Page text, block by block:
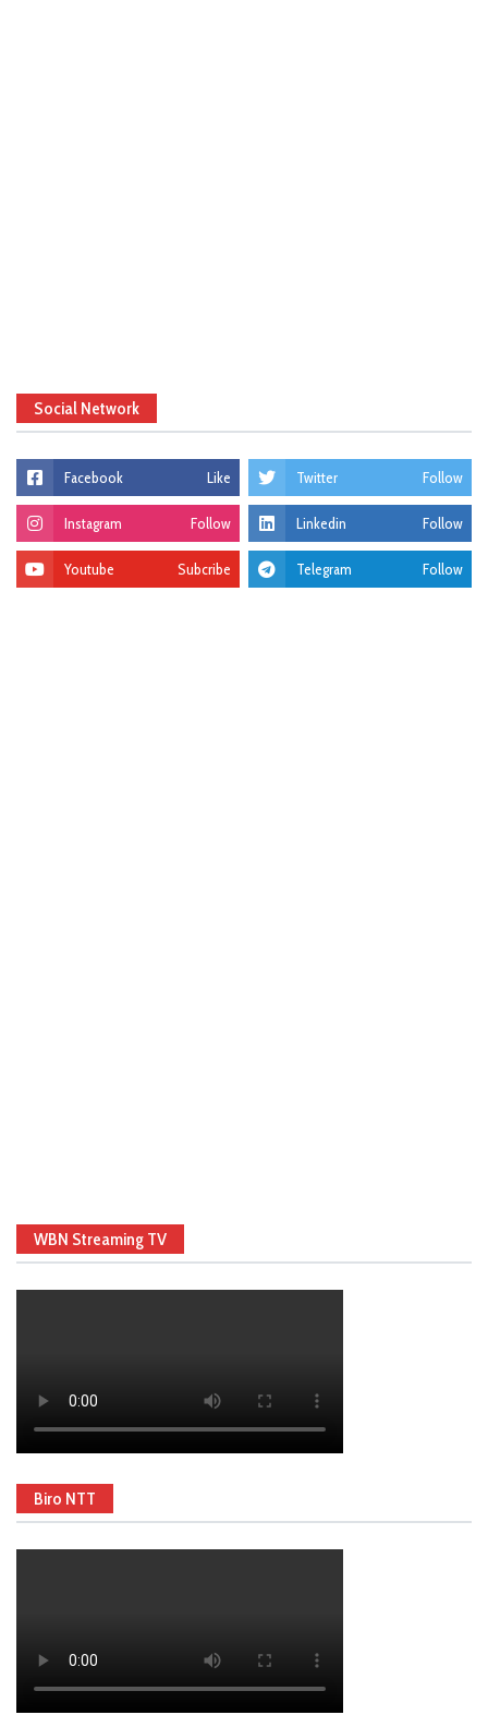
Social Network
Facebook Like Twitter Follow
Instagram Follow Linkedin Follow
Youtube Subcribe Telegram Follow
WBN Streaming TV
Biro NTT